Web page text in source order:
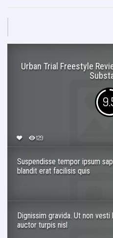
Urban Trial Freestyle
129
Suspendisse tempor ipsum
blandit erat facilisis quis
Dignissim gravida. Ut non vesti
auctor turpis nisl